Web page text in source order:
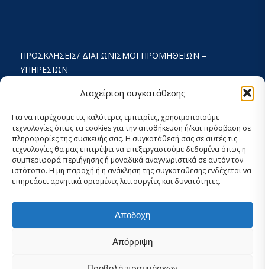
Διαχείριση συγκατάθεσης
Για να παρέχουμε τις καλύτερες εμπειρίες, χρησιμοποιούμε
τεχνολογίες όπως τα cookies για την αποθήκευση ή/και πρόσβαση σε
πληροφορίες της συσκευής σας. Η συγκατάθεσή σας σε αυτές τις
τεχνολογίες θα μας επιτρέψει να επεξεργαστούμε δεδομένα όπως η
συμπεριφορά περιήγησης ή μοναδικά αναγνωριστικά σε αυτόν τον
ιστότοπο. Η μη παροχή ή η ανάκληση της συγκατάθεσης ενδέχεται να
επηρεάσει αρνητικά ορισμένες λειτουργίες και δυνατότητες.
Αποδοχή
Απόρριψη
ΠΡΟΣΚΛΉΣΕΙΣ/ ΔΙΑΓΩΝΙΣΜΟΊ ΠΡΟΜΉΘΕΙΩΝ –
ΥΠΗΡΕΣΙΏΝ
ΟΡΟΙ ΧΡΗΣΗΣ ΚΑΙ ΠΟΛΙΤΙΚΗ ΑΠΟΡΡΗΤΟΥ
ΚΑΤΑΣΤΑΤΙΚΌ
ΕΚΘΕΣΗ ΔΡΑΣΤΗΡΙΟΤΗΤΩΝ
ΟΙΚΟΝΟΜΙΚΟΣ ΑΠΟΛΟΓΙΣΜΟΣ
ΣΤΡΑΤΗΓΙΚΟΣ ΣΧΕΔΙΑΣΜΟΣ 2024-2029
ΡΥΘΜΊΣΕΙΣ COOKIES ΚΑΙ ΑΠΟΡΡΉΤΟΥ